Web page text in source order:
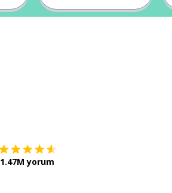
1.47M yorum